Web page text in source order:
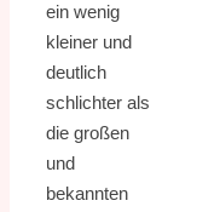
ein wenig
kleiner und
deutlich
schlichter als
die großen
und
bekannten